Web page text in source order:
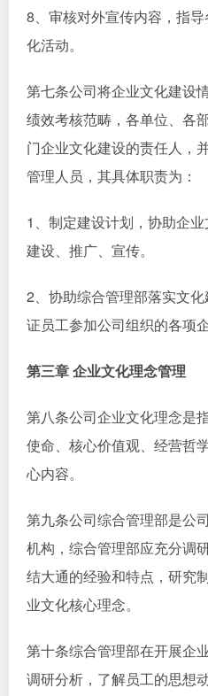
8、审核对外宣传内容，指
化活动。
第七条公司将企业文化建设
绩效考核范畴，各单位、各
门企业文化建设的责任人，
管理人员，其具体职责为：
1、制定建设计划，协助企
建设、推广、宣传。
2、协助综合管理部落实文
证员工参加公司组织的各项
第三章 企业文化理念管理
第八条公司企业文化理念是
使命、核心价值观、经营哲
心内容。
第九条公司综合管理部是公
机构，综合管理部应充分调
结大通的经验和特点，研究
业文化核心理念。
第十条综合管理部在开展企
调研分析，了解员工的思想